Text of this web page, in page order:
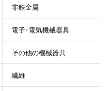
非鉄金属
電子･電気機械器具
その他の機械器具
繊維